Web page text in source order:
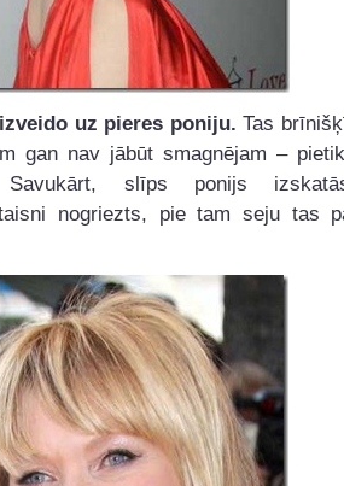
uz pieres poniju. Tas
gan nav jābūt smagnējam –
Savukārt, slīps ponijs
nogriezts, pie tam seju tas